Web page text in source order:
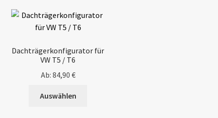
Dachträgerkonfigurator für
VW T5 / T6
Ab: 84,90 €
Auswählen